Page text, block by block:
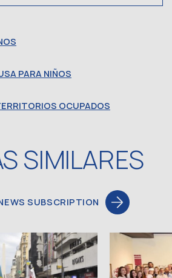
PARA NIÑOS
OCUPADOS
SIMILARES
SUBSCRIPTION